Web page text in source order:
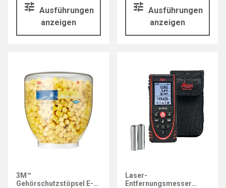
Ausführungen
anzeigen
Ausführungen
anzeigen
3M™
Gehörschutzstöpsel E-A-
Laser-
Entfernungsmesser